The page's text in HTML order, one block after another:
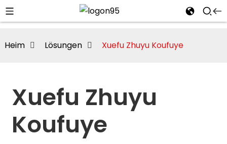
Heim Lösungen Xuefu Zhuyu Koufuye
Xuefu Zhuyu
Koufuye